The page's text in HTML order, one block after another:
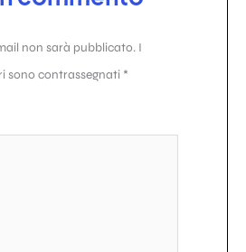
non sarà pubblicato. I
sono contrassegnati *